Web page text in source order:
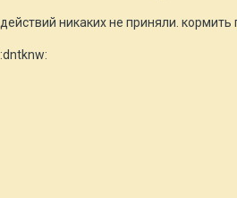
действий никаких не приняли.
:dntknw: